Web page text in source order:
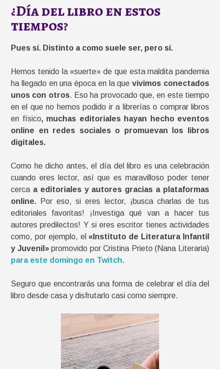
¿Día del libro en estos
tiempos?
Pues sí. Distinto a como suele ser, pero sí.
Hemos tenido la «suerte» de que esta maldita pandemia
ha llegado en una época en la quevivimos conectados
unos con otros. Eso ha provocado que, en este tiempo
en el que no hemos podido ir a librerías o comprar libros
en físico, muchas editoriales hayan hecho eventos
online en redes sociales o promuevan los libros
digitales.
Como he dicho antes, el día del libro es una celebración
cuando eres lector, así que es maravilloso poder tener
cerca a editoriales y autores gracias a plataformas
online. Por eso, si eres lector, ¡busca charlas de tus
editoriales favoritas! ¡Investiga qué van a hacer tus
autores predilectos! Y si eres escritor tienes actividades
como, por ejemplo, el «Instituto de Literatura Infantil
y Juvenil»promovido por Cristina Prieto (Nana Literaria)
para este domingo en Twitch.
Seguro que encontrarás una forma de celebrar el día del
libro desde casa y disfrutarlo casi como siempre.